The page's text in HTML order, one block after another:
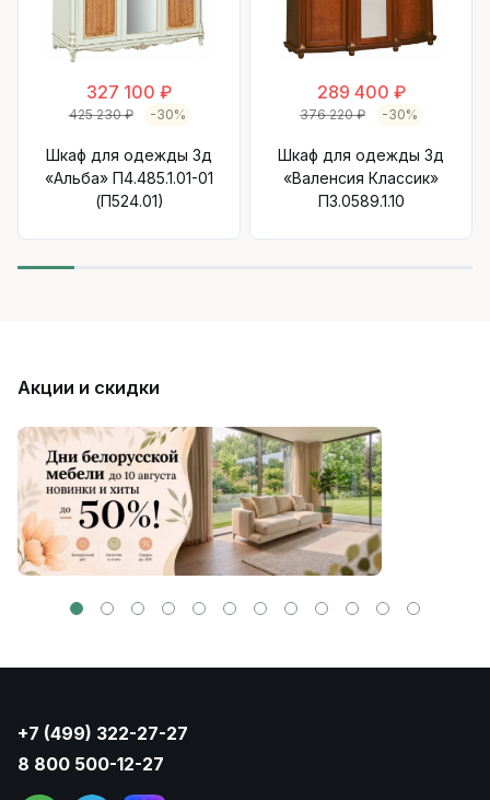
327 100 ₽
425 230 ₽ -30%
Шкаф для одежды 3д
«Альба» П4.485.1.01-01
(П524.01)
289 400 ₽
376 220 ₽ -30%
Шкаф для одежды 3д
«Валенсия Классик»
П3.0589.1.10
Акции и скидки
+7 (499) 322-27-27
8 800 500-12-27